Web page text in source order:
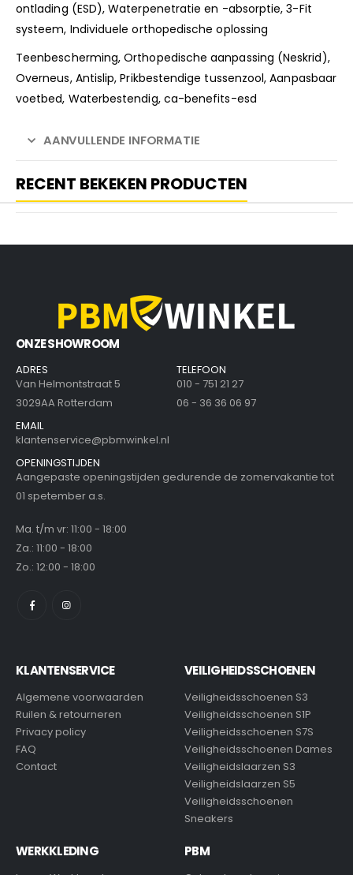
ontlading (ESD), Waterpenetratie en -absorptie, 3-Fit
systeem, Individuele orthopedische oplossing
Teenbescherming, Orthopedische aanpassing (Neskrid),
Overneus, Antislip, Prikbestendige tussenzool, Aanpasbaar
voetbed, Waterbestendig, ca-benefits-esd
AANVULLENDE INFORMATIE
RECENT BEKEKEN PRODUCTEN
ONZE SHOWROOM
ADRES
Van Helmontstraat 5
3029AA Rotterdam
TELEFOON
010 - 751 21 27
06 - 36 36 06 97
EMAIL
klantenservice@pbmwinkel.nl
OPENINGSTIJDEN
Aangepaste openingstijden gedurende de zomervakantie tot
01 spetember a.s.
Ma. t/m vr: 11:00 - 18:00
Za.: 11:00 - 18:00
Zo.: 12:00 - 18:00
KLANTENSERVICE
Algemene voorwaarden
Ruilen & retourneren
Privacy policy
FAQ
Contact
VEILIGHEIDSSCHOENEN
Veiligheidsschoenen S3
Veiligheidsschoenen S1P
Veiligheidsschoenen S7S
Veiligheidsschoenen Dames
Veiligheidslaarzen S3
Veiligheidslaarzen S5
Veiligheidsschoenen
Sneakers
WERKKLEDING PBM